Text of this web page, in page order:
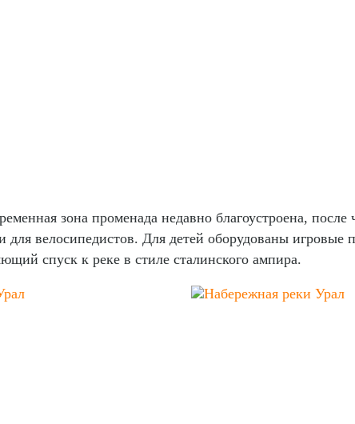
зона променада недавно благоустроена, после
велосипедистов. Для детей оборудованы игровые
спуск к реке в стиле сталинского ампира.